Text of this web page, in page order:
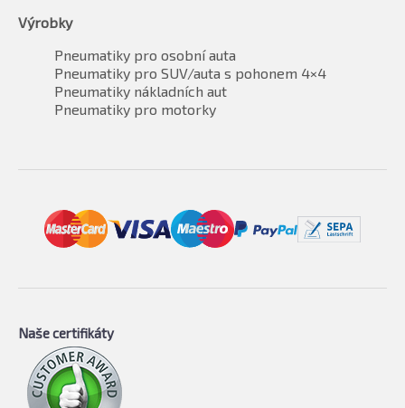
Výrobky
Pneumatiky pro osobní auta
Pneumatiky pro SUV/auta s pohonem 4×4
Pneumatiky nákladních aut
Pneumatiky pro motorky
Naše certifikáty